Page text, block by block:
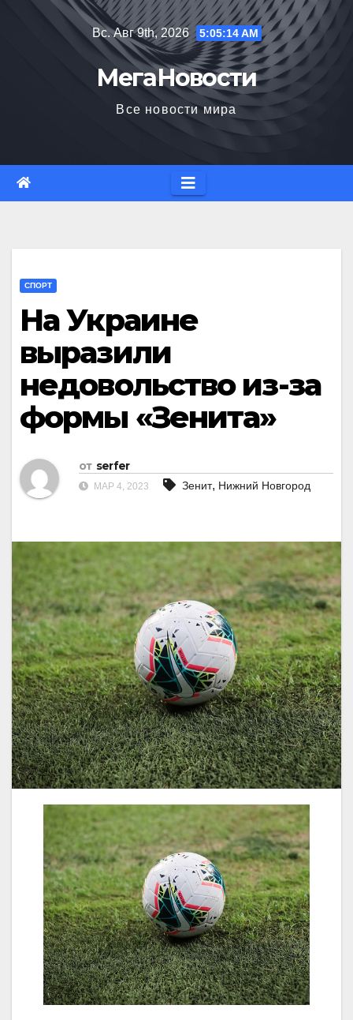
Вс. Авг 9th, 2026 5:05:15 AM
МегаНовости
Все новости мира
СПОРТ
На Украине
выразили
недовольство из-за
формы «Зенита»
от serfer
МАР 4, 2023 Зенит, Нижний Новгород